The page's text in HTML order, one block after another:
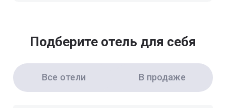
Подберите отель для себя
Все отели В продаже